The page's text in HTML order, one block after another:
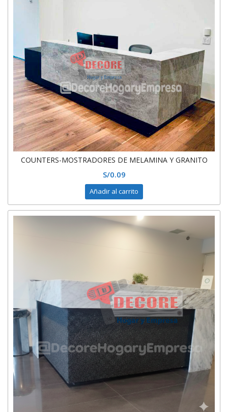
COUNTERS-MOSTRADORES DE MELAMINA Y GRANITO
S/0.09
Añadir al carrito